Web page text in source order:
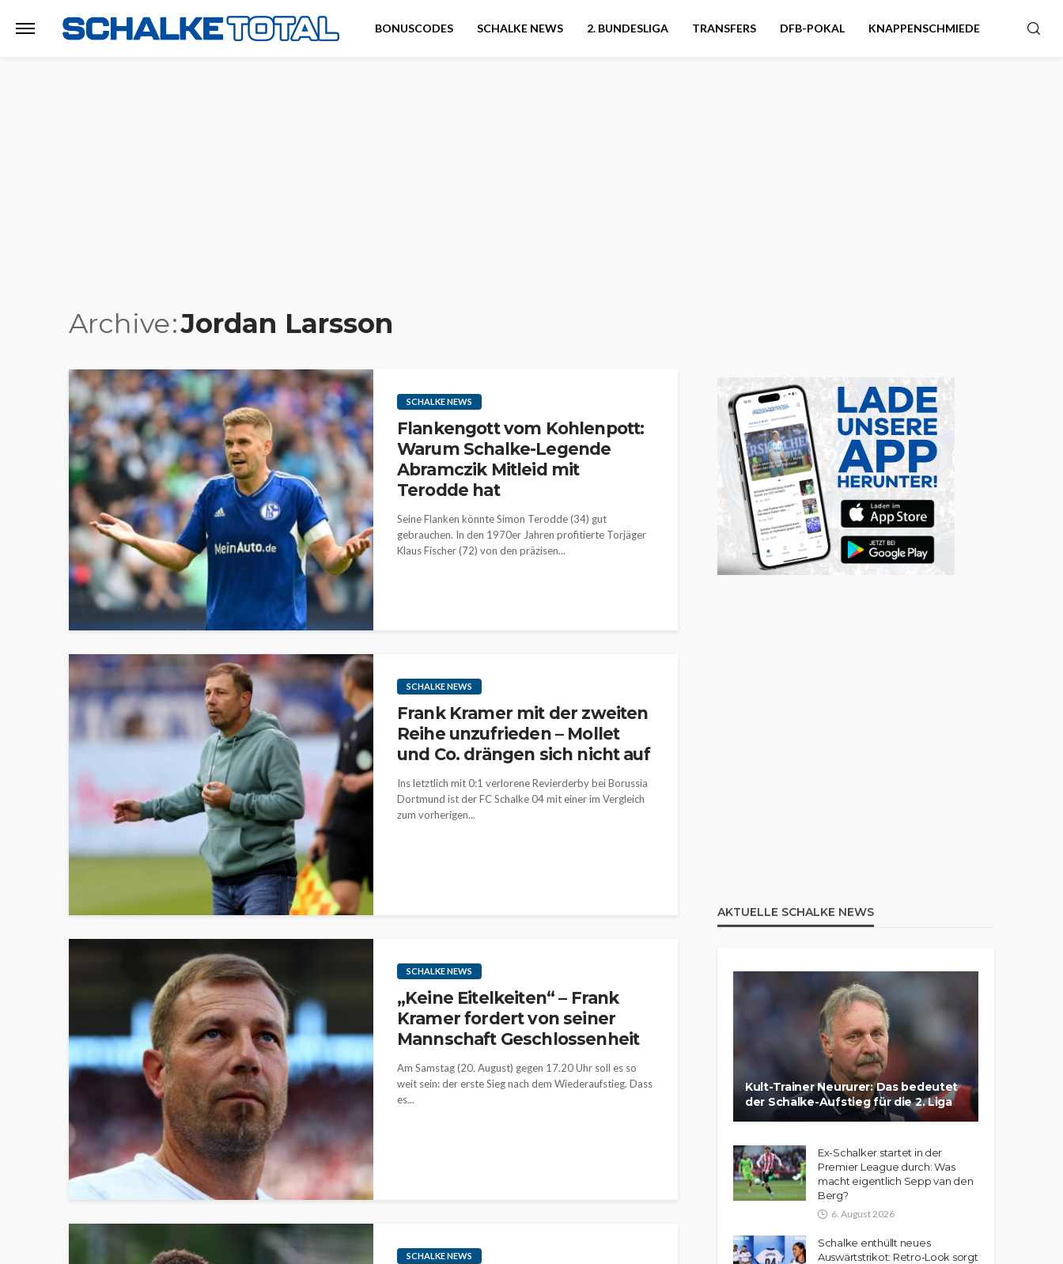
BONUSCODES SCHALKE NEWS 2. BUNDESLIGA TRANSFERS DFB-POKAL KNAPPENSCHMIEDE
Archive Jordan Larsson
SCHALKE NEWS
Flankengott vom Kohlenpott:
Warum Schalke-Legende
Abramczik Mitleid mit
Terodde hat
Seine Flanken könnte Simon Terodde (34) gut
gebrauchen. In den 1970er Jahren profitierte Torjäger
Klaus Fischer (72) von den präzisen...
SCHALKE NEWS
Frank Kramer mit der zweiten
Reihe unzufrieden – Mollet
und Co. drängen sich nicht auf
Ins letztlich mit 0:1 verlorene Revierderby bei Borussia
Dortmund ist der FC Schalke 04 mit einer im Vergleich
zum vorherigen...
SCHALKE NEWS
„Keine Eitelkeiten“ – Frank
Kramer fordert von seiner
Mannschaft Geschlossenheit
Am Samstag (20. August) gegen 17.20 Uhr soll es so
weit sein: der erste Sieg nach dem Wiederaufstieg. Dass
es...
SCHALKE NEWS
AKTUELLE SCHALKE NEWS
Kult-Trainer Neururer: Das bedeutet
der Schalke-Aufstieg für die 2. Liga
Ex-Schalker startet in der
Premier League durch: Was
macht eigentlich Sepp van den
Berg?
6. August 2026
Schalke enthüllt neues
Auswärtstrikot: Retro-Look sorgt